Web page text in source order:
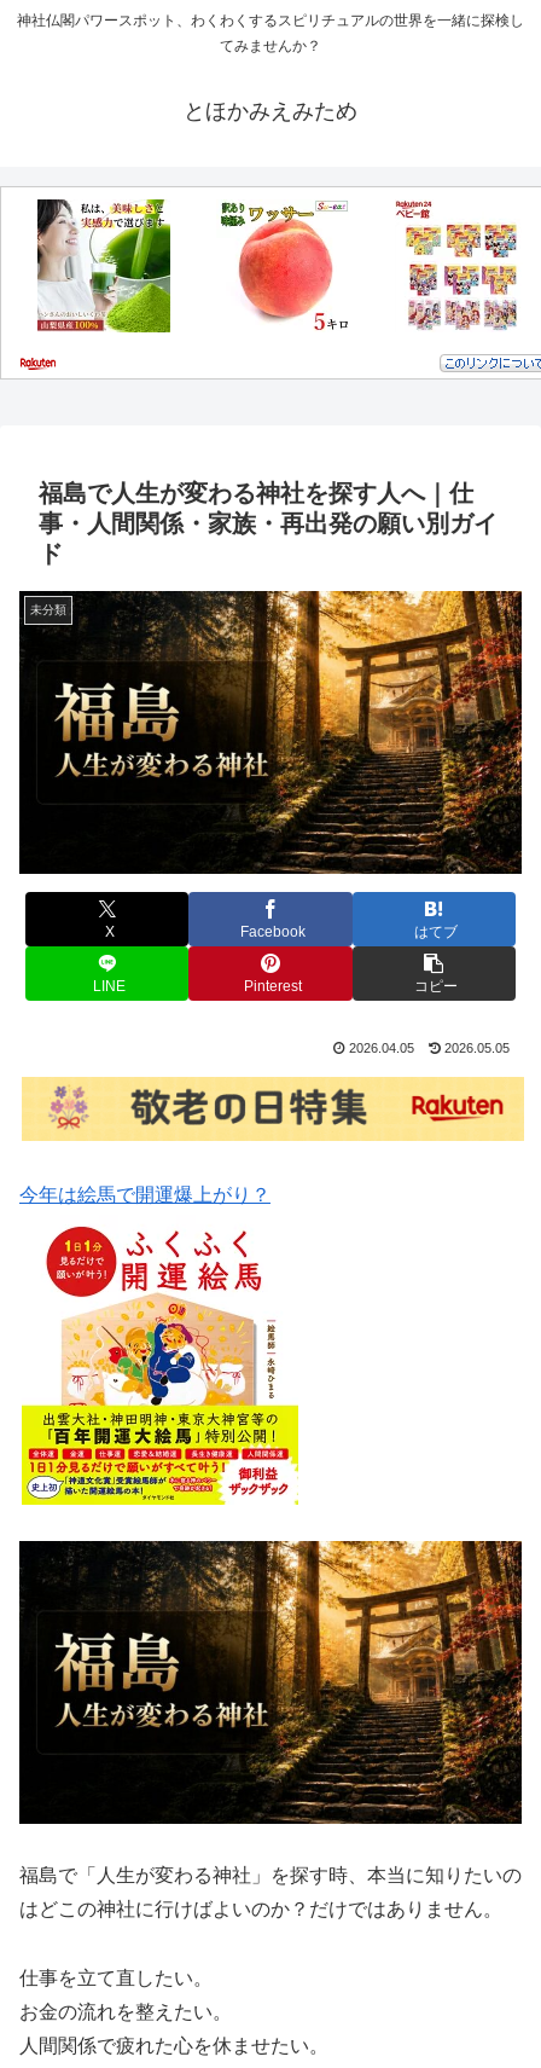
神社仏閣パワースポット、わくわくするスピリチュアルの世界を一緒に探検し
てみませんか？
とほかみえみため
福島で人生が変わる神社を探す人へ｜仕
事・人間関係・家族・再出発の願い別ガイ
ド
未分類
X Facebook はてブ
LINE Pinterest コピー
2026.04.05 2026.05.05
今年は絵馬で開運爆上がり？
福島で「人生が変わる神社」を探す時、本当に知りたいの
はどこの神社に行けばよいのか？だけではありません。
仕事を立て直したい。
お金の流れを整えたい。
人間関係で疲れた心を休ませたい。